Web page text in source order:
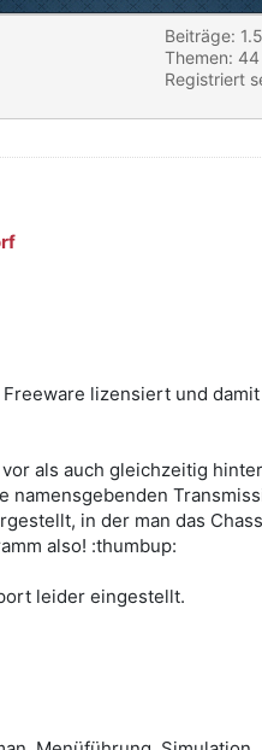
Beiträge:
Themen: 44
Registriert
lizensiert und
als auch gleichzeitig
namensgebenden
in der man das
also! :thumbup:
leider eingestellt.